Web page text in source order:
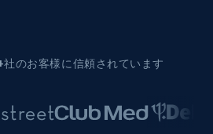
のお客様に信頼されています